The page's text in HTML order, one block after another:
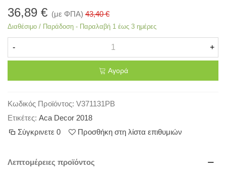
36,89 € (με ΦΠΑ) 43,40 €
Διαθέσιμο / Παράδοση - Παραλαβή 1 έως 3 ημέρες
- +
Αγορά
Κωδικός Προϊόντος: V371131PB
Ετικέτες: Aca Decor 2018
Σύγκρινετε 0 Προσθήκη στη λίστα επιθυμιών
Λεπτομέρειες προϊόντος